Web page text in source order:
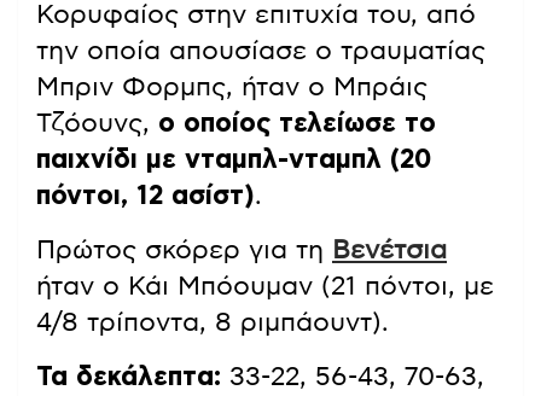
Κορυφαίος στην επιτυχία του, από
την οποία απουσίασε ο τραυματίας
Μπριν Φορμπς, ήταν ο Μπράις
Τζόουνς, ο οποίος τελείωσε το
παιχνίδι με νταμπλ-νταμπλ (20
πόντοι, 12 ασίστ).
Πρώτος σκόρερ για τη Βενέτσια
ήταν ο Κάι Μπόουμαν (21 πόντοι, με
4/8 τρίποντα, 8 ριμπάουντ).
Τα δεκάλεπτα: 33-22, 56-43, 70-63,